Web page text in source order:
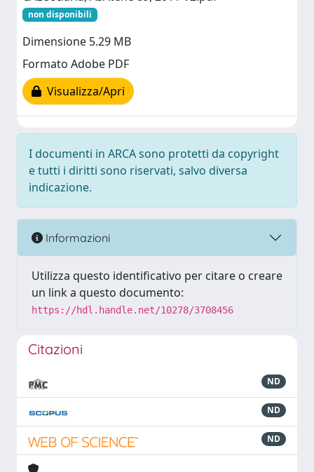
non disponibili
Dimensione 5.29 MB
Formato Adobe PDF
Visualizza/Apri
I documenti in ARCA sono protetti da copyright
e tutti i diritti sono riservati, salvo diversa
indicazione.
Informazioni
Utilizza questo identificativo per citare o creare
un link a questo documento:
https://hdl.handle.net/10278/3708456
Citazioni
ND
ND
ND